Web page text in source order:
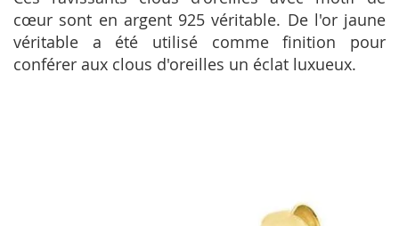
cœur sont en argent 925 véritable. De l'or jaune
véritable a été utilisé comme finition pour
conférer aux clous d'oreilles un éclat luxueux.